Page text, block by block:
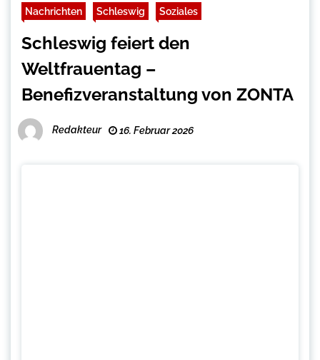
Nachrichten Schleswig Soziales
Schleswig feiert den
Weltfrauentag –
Benefizveranstaltung von ZONTA
Redakteur 16. Februar 2026